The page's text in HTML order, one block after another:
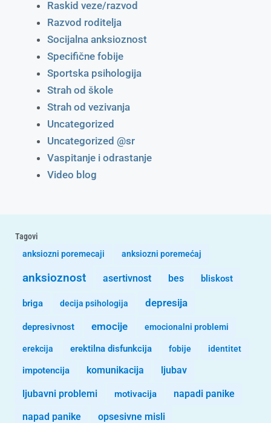
Raskid veze/razvod
Razvod roditelja
Socijalna anksioznost
Specifične fobije
Sportska psihologija
Strah od škole
Strah od vezivanja
Uncategorized
Uncategorized @sr
Vaspitanje i odrastanje
Video blog
Tagovi
anksiozni poremecaji
anksiozni poremećaj
anksioznost asertivnost bes bliskost
briga decija psihologija depresija
depresivnost emocije emocionalni problemi
erekcija erektilna disfunkcija fobije identitet
impotencija komunikacija ljubav
ljubavni problemi motivacija napadi panike
napad panike opsesivne misli